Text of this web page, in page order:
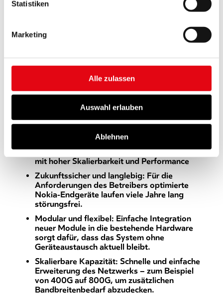
Statistiken
Marketing
Alle zulassen
Auswahl erlauben
Ablehnen
Verbindung der Standorte über Glasfaserkabel
Leistungsstarker Ring aus Hauptstandorten,
verbunden mit regionalen Standorten über
Endkundenstandorte mit zuverlässiger End-to-
End-Konnektivität über 7210 Netzwerkgeräte
Stand der Technik
Maßgeschneiderte, zukunftssichere Lösung
mit hoher Skalierbarkeit und Performance
Zukunftssicher und langlebig: Für die
Anforderungen des Betreibers optimierte
Nokia-Endgeräte laufen viele Jahre lang
störungsfrei.
Modular und flexibel: Einfache Integration
neuer Module in die bestehende Hardware
sorgt dafür, dass das System ohne
Geräteaustausch aktuell bleibt.
Skalierbare Kapazität: Schnelle und einfache
Erweiterung des Netzwerks – zum Beispiel
von 400G auf 800G, um zusätzlichen
Bandbreitenbedarf abzudecken.